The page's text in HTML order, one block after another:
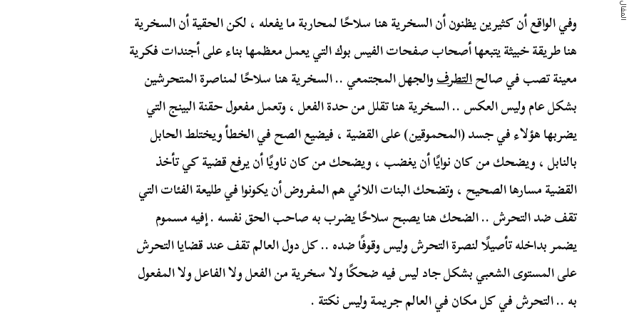
وفي الواقع أن كثيرين يظنون أن السخرية هنا سلاحًا لمحاربة ما يفعله ، لكن الحقية أن السخرية
هنا طريقة خبيثة يتبعها أصحاب صفحات الفيس بوك التي يعمل معظمها بناء على أجندات فكرية
معينة تصب في صالحالتطرفوالجهل المجتمعي .. السخرية هنا سلاحًا لمناصرة المتحرشين
بشكل عام وليس العكس .. السخرية هنا تقلل من حدة الفعل ، وتعمل مفعول حقنة البينج التي
يضربها هؤلاء في جسد (المحموقين) على القضية ، فيضيع الصح في الخطأ ويختلط الحابل
بالنابل ، ويضحك من كان نوايًا أن يغضب ، ويضحك من كان ناويًا أن يرفع قضية كي تأخذ
القضية مسارها الصحيح ، وتضحك البنات اللائي هم المفروض أن يكونوا في طليعة الفئات التي
تقف ضد التحرش .. الضحك هنا يصبح سلاحًا يضرب به صاحب الحق نفسه . إفيه مسموم
يضمر بداخله تأصيلًا لنصرة التحرش وليس وقوفًا ضده .. كل دول العالم تقف عند قضايا التحرش
على المستوى الشعبي بشكل جاد ليس فيه ضحكًا ولا سخرية من الفعل ولا الفاعل ولا المفعول
به .. التحرش في كل مكان في العالم جريمة وليس نكتة .